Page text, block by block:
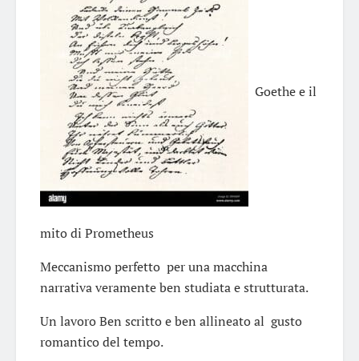
Goethe e il
mito di Prometheus
Meccanismo perfetto per una macchina
narrativa veramente ben studiata e strutturata.
Un lavoro Ben scritto e ben allineato al gusto
romantico del tempo.